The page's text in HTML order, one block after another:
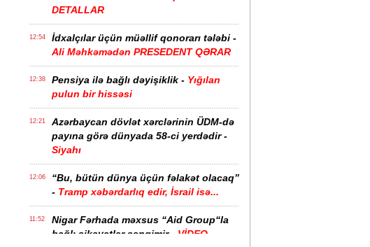
DETALLAR
12:54
İdxalçılar üçün müəllif qonorarı tələbi -
Ali Məhkəmədən PRESEDENT QƏRAR
12:38 Pensiya ilə bağlı dəyişiklik - Yığılan
pulun bir hissəsi
12:21
Azərbaycan dövlət xərclərinin ÜDM-də
payına görə dünyada 58-ci yerdədir -
Siyahı
12:06
“Bu, bütün dünya üçün fəlakət olacaq”
- Tramp xəbərdarlıq edir, İsrail isə...
11:52
Nigar Fərhada məxsus “Aid Group“la
bağlı şikayətlər səngimir - VİDEO